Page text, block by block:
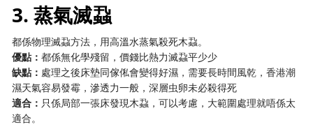
3. 蒸氣滅蝨
都係物理滅蝨方法，用高溫水蒸氣殺死木蝨。
優點：都係無化學殘留，價錢比熱力滅蝨平少少
缺點： 處理之後床墊同傢俬會變得好濕，需要長時間風乾，香港潮
濕天氣容易發霉，滲透力一般，深層虫卵未必殺得死
適合： 只係局部一張床發現木蝨，可以考慮，大範圍處理就唔係太
適合。